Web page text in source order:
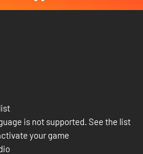
is not supported. See the list
your game